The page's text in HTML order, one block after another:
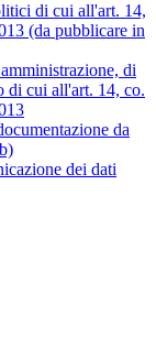
di cui all'art. 14,
(da pubblicare in
di
di cui all'art. 14, co.
da
dei dati